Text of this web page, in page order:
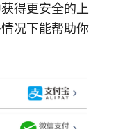
得更安全的上
况下能帮助你